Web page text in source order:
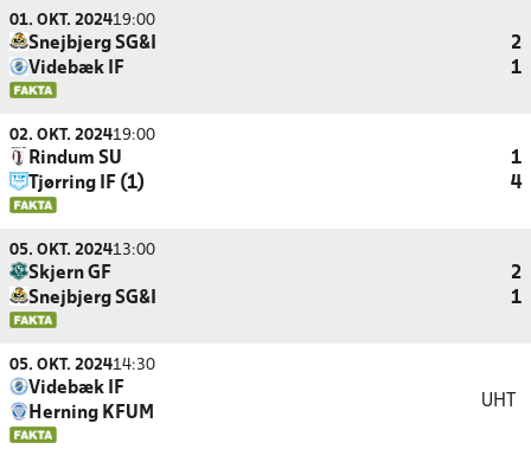
01. OKT. 202419:00
Snejbjerg SG&I
2
Videbæk IF
1
02. OKT. 202419:00
Rindum SU
1
Tjørring IF (1)
4
05. OKT. 202413:00
Skjern GF
2
Snejbjerg SG&I
1
05. OKT. 202414:30
Videbæk IF
Herning KFUM
UHT